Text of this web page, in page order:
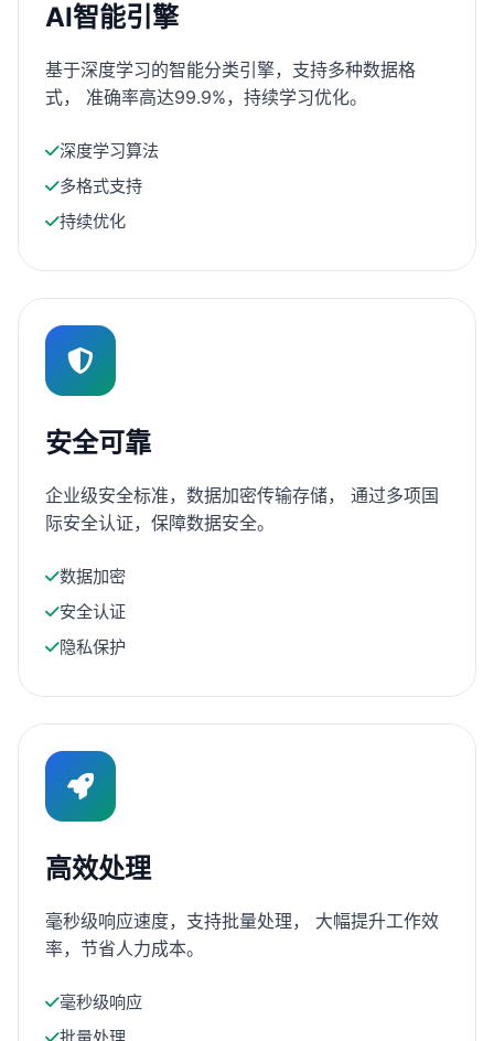
AI智能引擎
基于深度学习的智能分类引擎，支持多种数据格
式， 准确率高达99.9%，持续学习优化。
深度学习算法
多格式支持
持续优化
安全可靠
企业级安全标准，数据加密传输存储， 通过多项国
际安全认证，保障数据安全。
数据加密
安全认证
隐私保护
高效处理
毫秒级响应速度，支持批量处理， 大幅提升工作效
率，节省人力成本。
毫秒级响应